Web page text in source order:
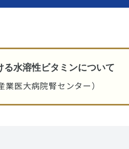
る水溶性ビタミンについて
医大病院腎センター）